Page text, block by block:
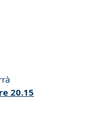
20.15